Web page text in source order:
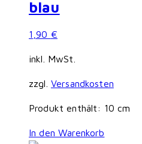
blau
1,90 €
inkl. MwSt.
zzgl. Versandkosten
Produkt enthält: 10 cm
In den Warenkorb